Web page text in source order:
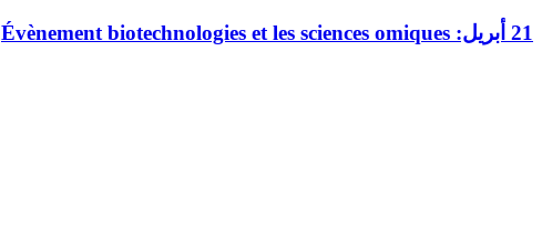
21 أبريل: Évènement biotechnologies et les sciences omiques